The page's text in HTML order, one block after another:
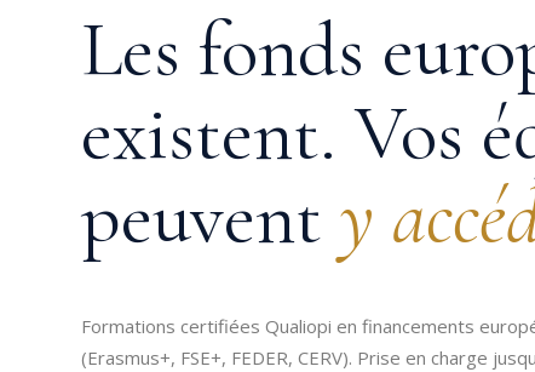
Les fonds
existent. Vos
peuventy
Formations certifiées Qualiopi en financements
(Erasmus+, FSE+, FEDER, CERV). Prise en charge